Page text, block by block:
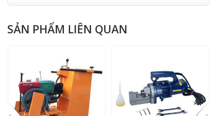
Đường kính lỗ trục
Ø27
Mô Tả :
Lưỡi cắt bê tôngHàn Quốc Shinhan là sản phẩm được
dùng nhiều trong các công trình xây dựng, nó được lắp
SẢN PHẨM LIÊN QUAN